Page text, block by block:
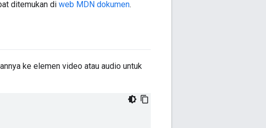
ditemukan di web MDN dokumen.
ke elemen video atau audio untuk